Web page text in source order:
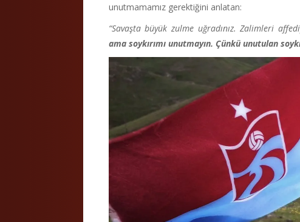
unutmamamız gerektiğini anlatan:
“Savaşta büyük zulme uğradınız. Zalimleri
ama soykırımı unutmayın. Çünkü unutulan